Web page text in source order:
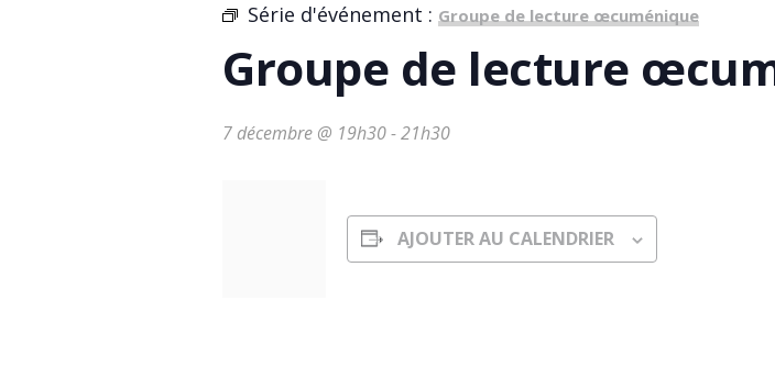
Série d'événement : Groupe de lecture œcuménique
Groupe de lecture
7 décembre @ 19h30-21h30
AJOUTER AU CALENDRIER